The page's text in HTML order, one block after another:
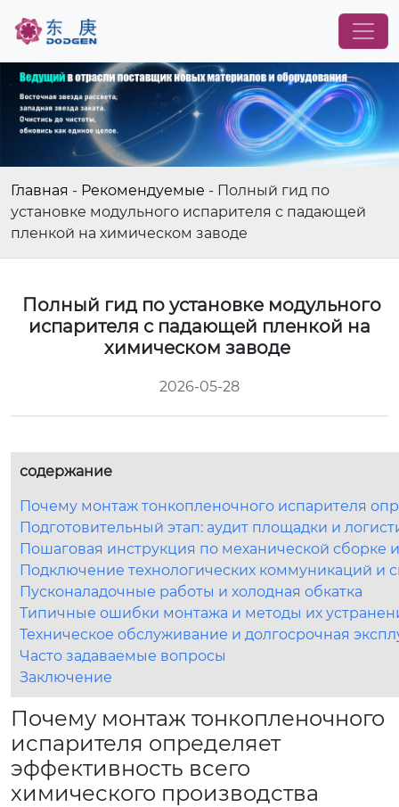
Главная - Рекомендуемые - Полный гид по
установке модульного испарителя с падающей
пленкой на химическом заводе
Полный гид по установке модульного
испарителя с падающей пленкой на
химическом заводе
2026-05-28
содержание
Почему монтаж тонкопленочного испарителя
Подготовительный этап: аудит площадки и
Пошаговая инструкция по механической сборке
Подключение технологических коммуникаций и
Пусконаладочные работы и холодная обкатка
Типичные ошибки монтажа и методы их
Техническое обслуживание и долгосрочная
Часто задаваемые вопросы
Заключение
Почему монтаж тонкопленочного
испарителя определяет
эффективность всего
химического производства